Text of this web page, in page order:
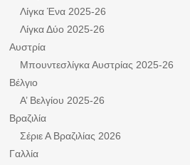
Λίγκα Ένα 2025-26
Λίγκα Δύο 2025-26
Αυστρία
Μπουντεσλίγκα Αυστρίας 2025-26
Βέλγιο
Α’ Βελγίου 2025-26
Βραζιλία
Σέριε Α Βραζιλίας 2026
Γαλλία